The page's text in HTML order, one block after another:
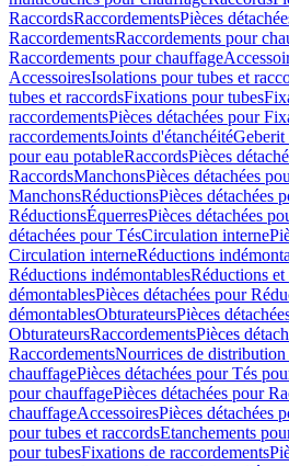
RaccordsRaccordementsPièces
RaccordementsRaccordements pour
Raccordements pour chauffage
AccessoiresIsolations pour tubes et
tubes et raccordsFixations pour tubes
raccordementsPièces détachées pour
raccordementsJoints d'étanchéitéGeberit
pour eau potableRaccordsPièces
RaccordsManchonsPièces détachées
ManchonsRéductionsPièces détachées
RéductionsÉquerresPièces détachées
détachées pour TésCirculation interne
Circulation interneRéductions
Réductions indémontablesRéductions et
démontablesPièces détachées pour
démontablesObturateursPièces
ObturateursRaccordementsPièces
RaccordementsNourrices de
chauffagePièces détachées pour Tés
pour chauffagePièces détachées pour
chauffageAccessoiresPièces détachées
pour tubes et raccordsEtanchements
pour tubesFixations de raccordements